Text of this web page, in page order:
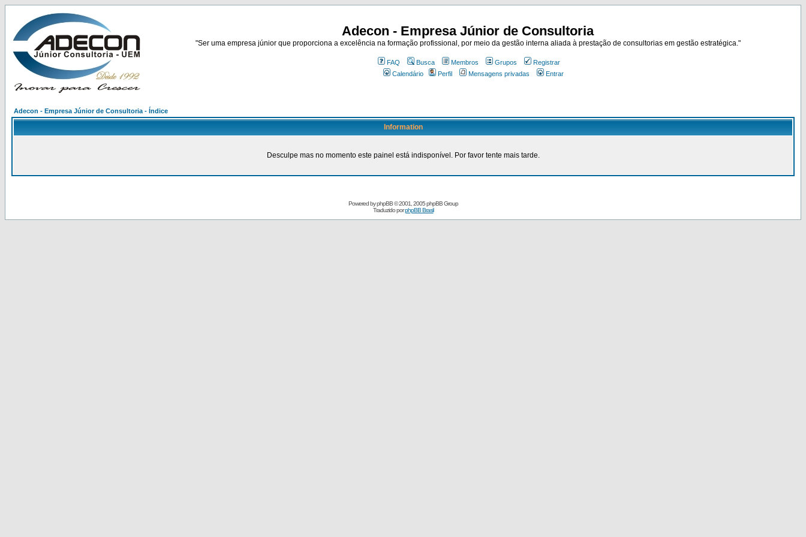
Adecon - Empresa Júnior de Consultoria
"Ser uma empresa júnior que proporciona a excelência na formação profissional, por meio da gestão interna aliada à prestação de consultorias em gestão estratégica."
FAQ Busca Membros Grupos
Registrar
Calendário
Perfil Mensagens privadas Entrar
Adecon - Empresa Júnior de Consultoria - Índice
Information
Desculpe mas no momento este painel está indisponível. Por favor tente mais tarde.
Powered byphpBB© 2001, 2005 phpBB Group
Traduzido porphpBB Brasil